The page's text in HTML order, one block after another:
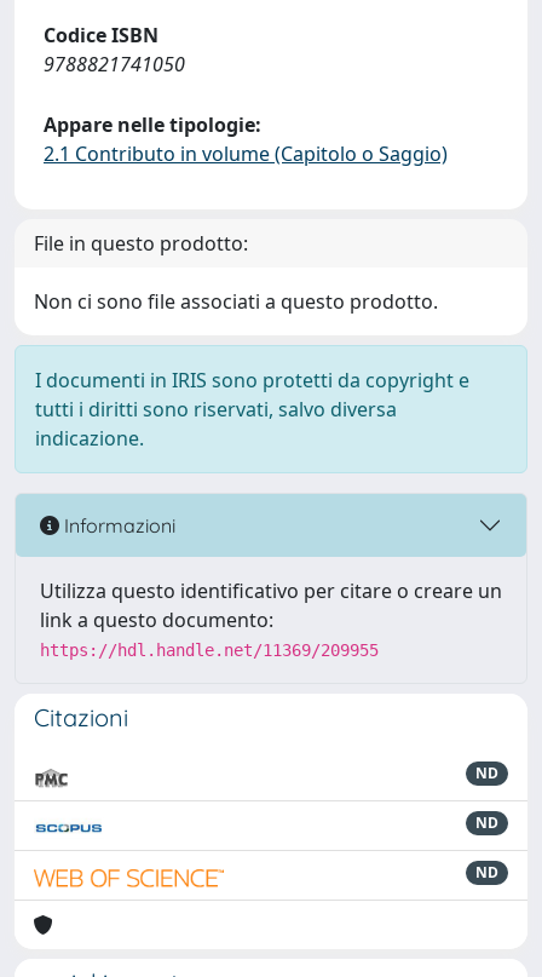
Codice ISBN
9788821741050
Appare nelle tipologie:
2.1 Contributo in volume (Capitolo o Saggio)
File in questo prodotto:
Non ci sono file associati a questo prodotto.
I documenti in IRIS sono protetti da copyright e
tutti i diritti sono riservati, salvo diversa
indicazione.
Informazioni
Utilizza questo identificativo per citare o creare un
link a questo documento:
https://hdl.handle.net/11369/209955
Citazioni
ND
ND
ND